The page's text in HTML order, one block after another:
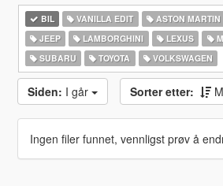
BIL VANILLA EDIT ASTON MARTIN
JEEP
LAMBORGHINI LEXUS
SUBARU
TOYOTA VOLKSWAGEN
Siden: I går Sorter etter:
Ingen filer funnet, vennligst prøv å